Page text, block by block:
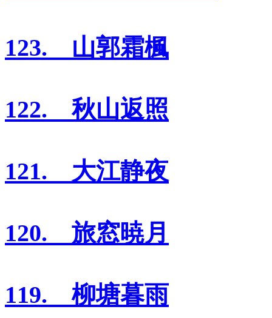
123. 山郭霜楓
122. 秋山返照
121. 大江静夜
120. 旅窓暁月
119. 柳塘暮雨